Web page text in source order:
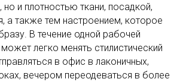
и плотностью ткани, посадкой,
а также тем настроением, которое
В течение одной рабочей
легко менять стилистический
в офис в лаконичных,
вечером переодеваться в более